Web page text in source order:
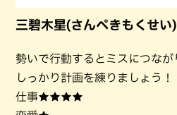
三碧木星(さんぺきもくせい)
勢いで行動するとミスにつなが
しっかり計画を練りましょう！
仕事★★★★